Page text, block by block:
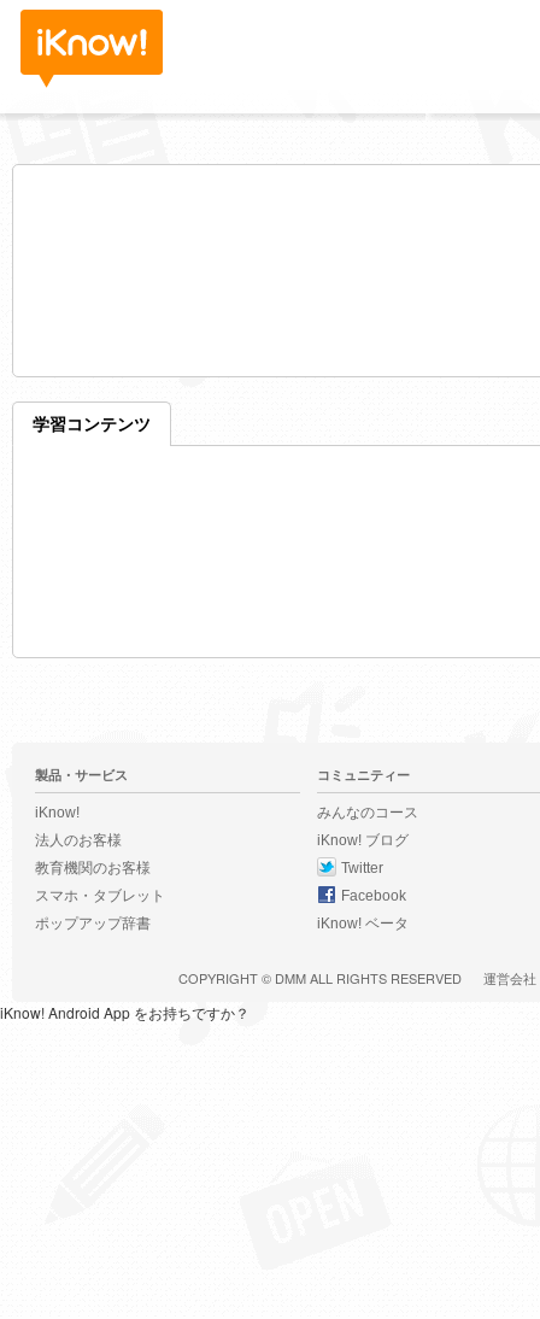
学習コンテンツ
製品・サービス
iKnow!
法人のお客様
教育機関のお客様
スマホ・タブレット
ポップアップ辞書
コミュニティー
みんなのコース
iKnow! ブログ
Twitter
Facebook
iKnow! ベータ
COPYRIGHT © DMMALL RIGHTS RESERVED 運営会社
iKnow! Android App をお持ちですか？